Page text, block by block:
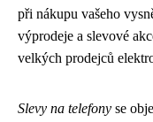
při nákupu vašeho
výprodeje a slevové
velkých prodejců
Slevy na telefony se